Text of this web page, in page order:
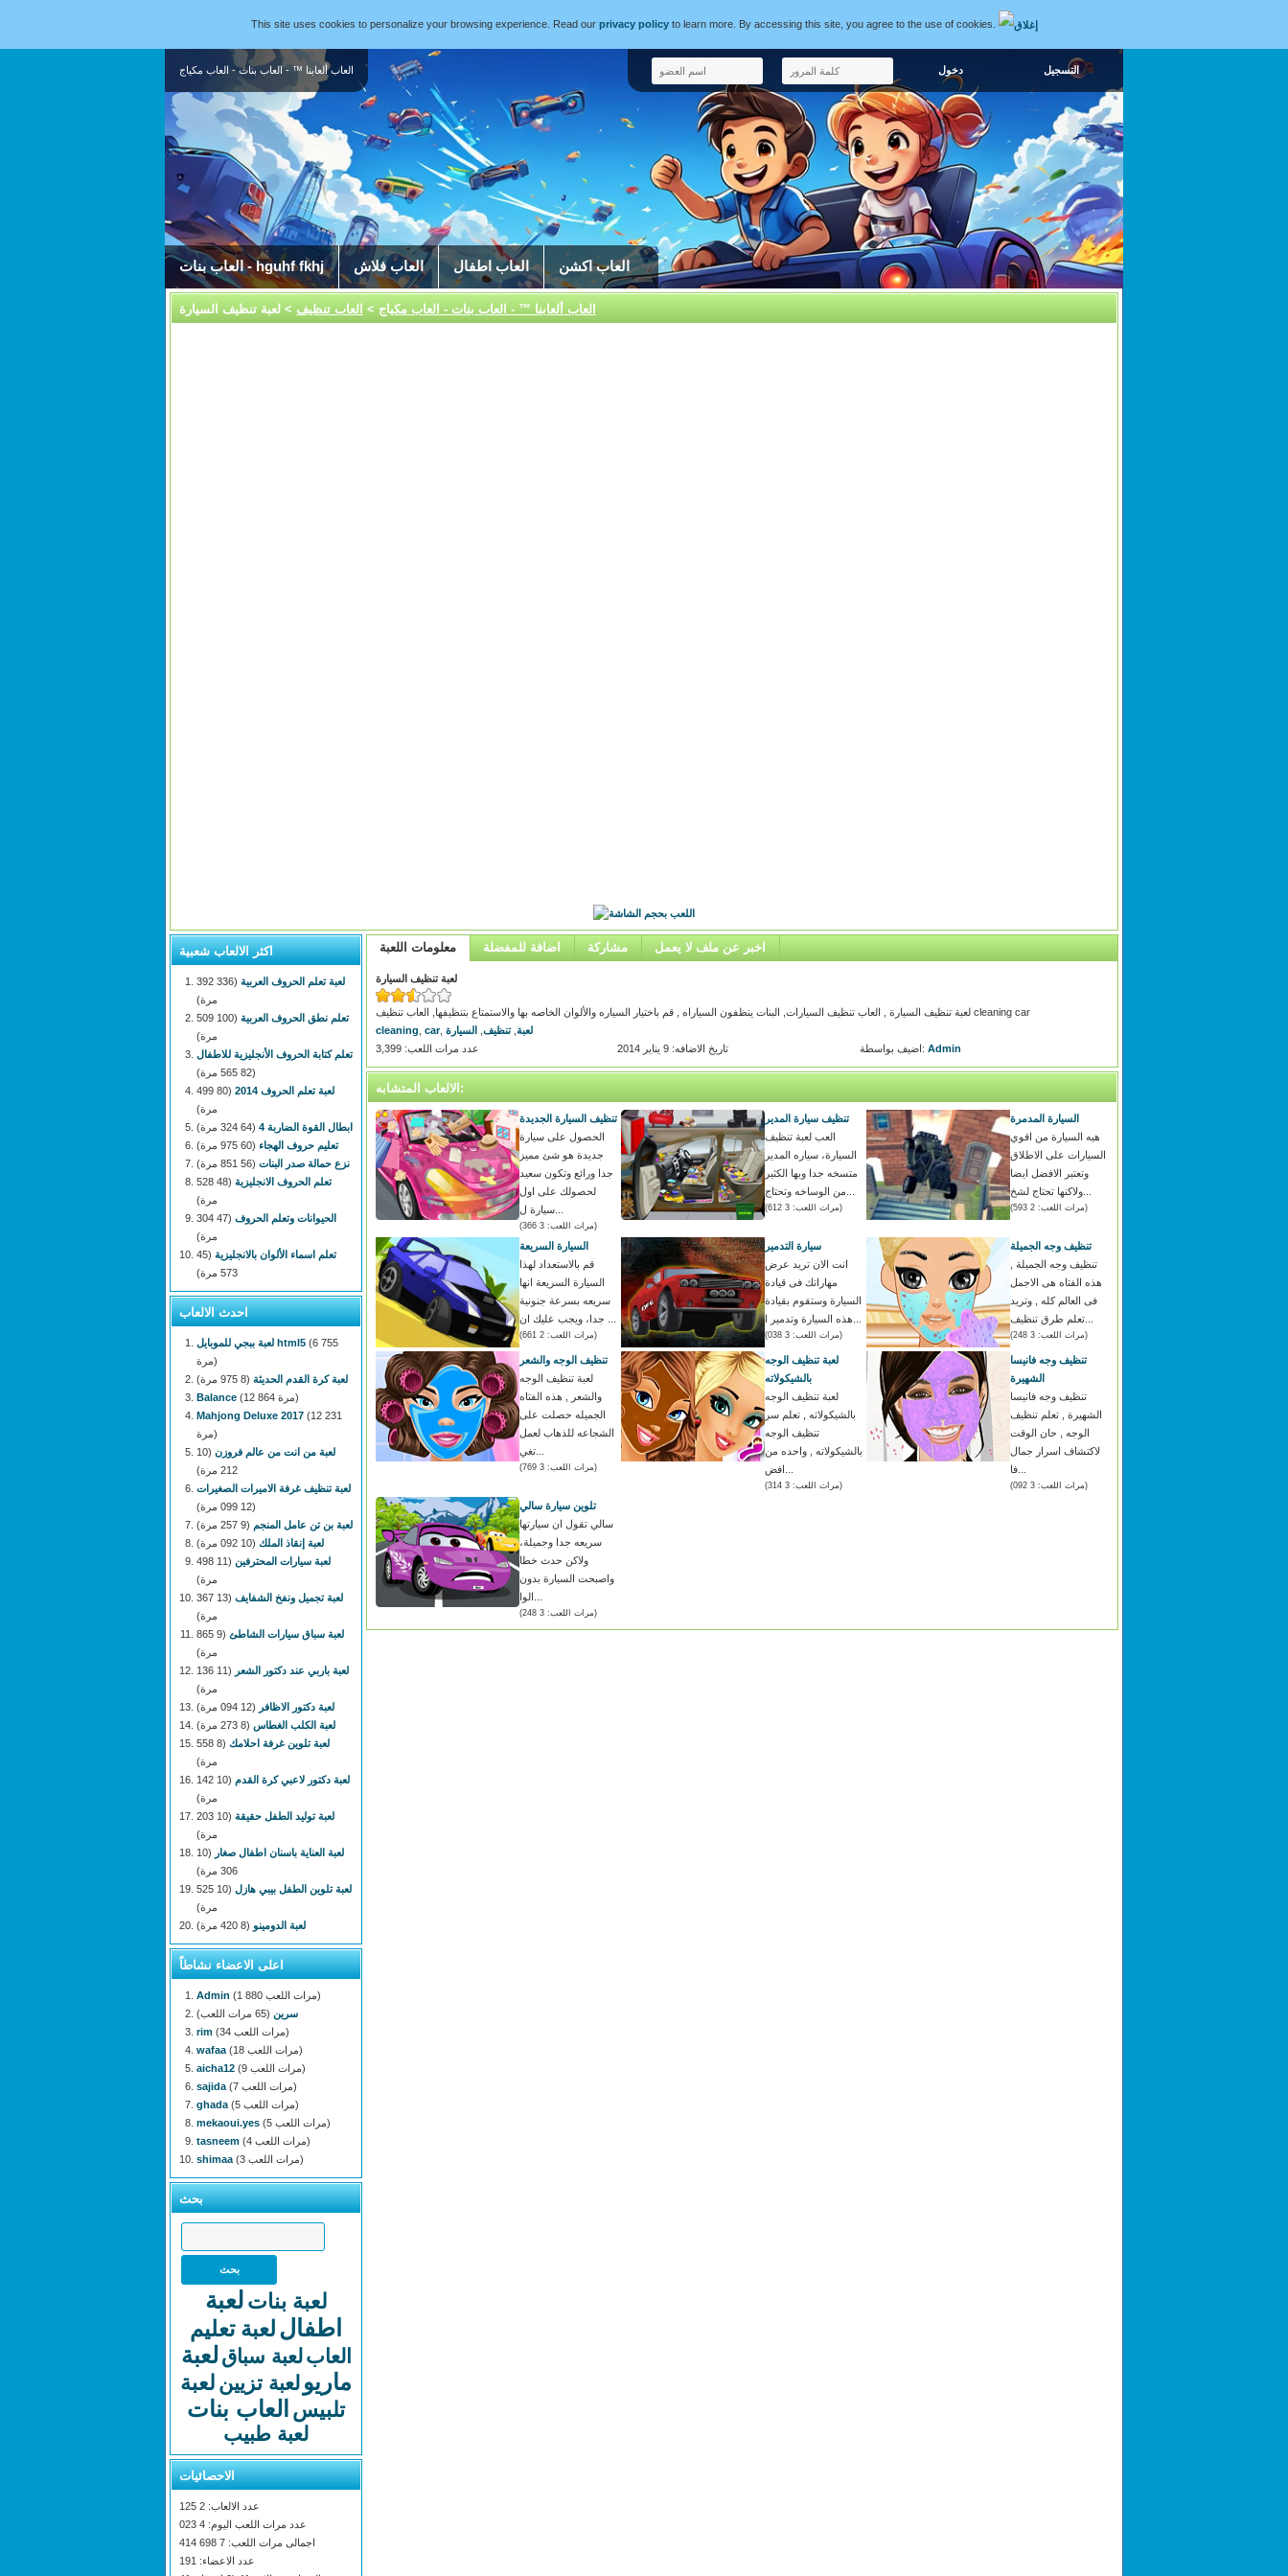
This site uses cookies to personalize your browsing experience. Read our privacy policyto learn more. By accessing this site, you agree to the use of cookies.
العاب ألعابنا ™ - العاب بنات - العاب مكياج التسجيل
العاب بنات - hguhf fkhj العاب فلاش العاب اطفال العاب اكشن
العاب ألعابنا ™ - العاب بنات - العاب مكياج > العاب تنظيف > لعبة تنظيف السيارة
معلومات اللعبة اضافة للمفضلة مشاركة اخبر عن ملف لا يعمل
لعبة تنظيف السيارة
لعبة تنظيف السيارة , العاب تنظيف السيارات, البنات ينظفون السياراه , قم باختيار السياره والألوان الخاصه بها والاستمتاع بتنظيفها, العاب تنظيف cleaning car
cleaning car, لعبة ,تنظيف السيارة
عدد مرات اللعب: 3,399
تاريخ الاضافه: 9 يناير 2014 اضيف بواسطة: Admin
الالعاب المتشابه:
تنظيف السيارة الجديدة
الحصول على سيارة
جديدة هو شئ مميز
جدا ورائع وتكون سعيد
لحصولك على اول
(مرات اللعب: 3 366)
تنظيف سيارة المدير
العب لعبة تنظيف
السيارة، سياره المدير
متسخه جدا وبها الكثير
(مرات اللعب: 3 612)
السيارة المدمرة
هيه السيارة من اقوي
السيارات على الاطلاق
وتعتبر الافضل ايضا
(مرات اللعب: 2 593)
السيارة السريعة
قم بالاستعداد لهذا
السيارة السريعة انها
سريعه بسرعة جنونية
(مرات اللعب: 2 661)
سيارة التدمير
انت الان تريد عرض
مهاراتك فى قيادة
السيارة وستقوم بقيادة
(مرات اللعب: 3 038)
تنظيف وجه الجميلة
تنظيف وجه الجميلة ,
هذه الفتاه هى الاجمل
فى العالم كله , وتريد
(مرات اللعب: 3 248)
تنظيف الوجه والشعر
لعبة تنظيف الوجه
والشعر , هذه الفتاه
الجميله حصلت على
الشجاعه للذهاب لعمل
(مرات اللعب: 3 769)
لعبة تنظيف الوجه
بالشيكولاته
لعبة تنظيف الوجه
بالشيكولاته , تعلم سر
تنظيف الوجه
بالشيكولاته , واحده من
(مرات اللعب: 3 314)
تنظيف وجه فانيسا
الشهيرة
تنظيف وجه فانيسا
الشهيرة , تعلم تنظيف
الوجه , حان الوقت
لاكتشاف اسرار جمال
(مرات اللعب: 3 092)
تلوين سيارة سالي
سالي تقول ان سيارتها
سريعه جدا وجميلة،
ولاكن حدث خطا
واصبحت السيارة بدون
(مرات اللعب: 3 248)
اكثر الالعاب شعبية
لعبة تعلم الحروف العربية
(336 392
مرة)
تعلم نطق الحروف العربية
(100 509
مرة)
تعلم كتابة الحروف الأنجليزية للاطفال
(82 565 مرة)
لعبة تعلم الحروف 2014
(80 499
مرة)
ابطال القوة الضاربة 4
(64 324 مرة)
تعليم حروف الهجاء (60 975 مرة)
نزع حمالة صدر البنات (56 851 مرة)
تعلم الحروف الانجليزية
(48 528
مرة)
الحيوانات وتعلم الحروف
(47 304
مرة)
تعلم اسماء الألوان بالانجليزية (45
573 مرة)
احدث الالعاب
لعبة ببجي للموبايل html5 (6 755
مرة)
لعبة كرة القدم الحديثة (8 975 مرة)
Balance
(12 864 مرة)
Mahjong Deluxe 2017 (12 231
مرة)
لعبة من انت من عالم فروزن (10
212 مرة)
لعبة تنظيف غرفة الاميرات الصغيرات
(12 099 مرة)
لعبة بن تن عامل المنجم (9 257 مرة)
لعبة إنقاذ الملك (10 092 مرة)
لعبة سيارات المحترفين
(11 498
مرة)
لعبة تجميل ونفخ الشفايف
(13 367
مرة)
لعبة سباق سيارات الشاطئ
(9 865
مرة)
لعبة باربي عند دكتور الشعر
(11 136
مرة)
لعبة دكتور الاظافر (12 094 مرة)
لعبة الكلب الغطاس (8 273 مرة)
لعبة تلوين غرفة احلامك
(8 558
مرة)
لعبة دكتور لاعبي كرة القدم
(10 142
مرة)
لعبة توليد الطفل حقيقة
(10 203
مرة)
لعبة العناية باسنان اطفال صغار
(10
306 مرة)
لعبة تلوين الطفل بيبي هازل
(10 525
مرة)
لعبة الدومينو (8 420 مرة)
اعلى الاعضاء نشاطاً
Admin
(1 880 مرات اللعب)
سرين (65 مرات اللعب)
rim
(34 مرات اللعب)
wafaa
(18 مرات اللعب)
aicha12
(9 مرات اللعب)
sajida
(7 مرات اللعب)
ghada
(5 مرات اللعب)
mekaoui.yes
(5 مرات اللعب)
tasneem
(4 مرات اللعب)
shimaa
(3 مرات اللعب)
بحث
لعبة بنات لعبة
اطفاللعبة تعليم
العابلعبة سباق لعبة
ماريو لعبة تزيين لعبة
تلبيس العاب بنات
لعبة طبيب
الاحصائيات
عدد الالعاب: 2 125
عدد مرات اللعب اليوم: 4 023
اجمالى مرات اللعب: 7 698 414
عدد الاعضاء: 191